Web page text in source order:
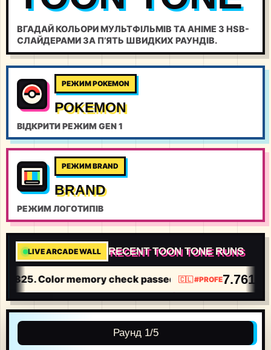
ВГАДАЙ КОЛЬОРИ МУЛЬТФІЛЬМІВ ТА АНІМЕ З HSB-
СЛАЙДЕРАМИ ЗА П’ЯТЬ ШВИДКИХ РАУНДІВ.
РЕЖИМ POKEMON
POKEMON
ВІДКРИТИ РЕЖИМ GEN 1
РЕЖИМ BRAND
BRAND
РЕЖИМ ЛОГОТИПІВ
LIVE ARCADE WALL RECENT TOON TONE RUNS
Color memory check passed. 1H
🇨🇱#PROFE7.7616
Раунд 1/5